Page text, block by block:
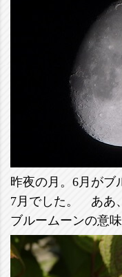
昨夜の月。6月がブ
7月でした。 ああ
ブルームーンの意味